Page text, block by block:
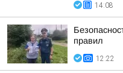
14:08
правил
12:22